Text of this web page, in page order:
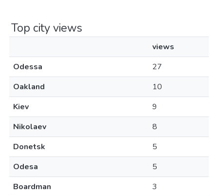
Top city views
views
Odessa
27
Oakland
10
Kiev
9
Nikolaev
8
Donetsk
5
Odesa
5
Boardman
3